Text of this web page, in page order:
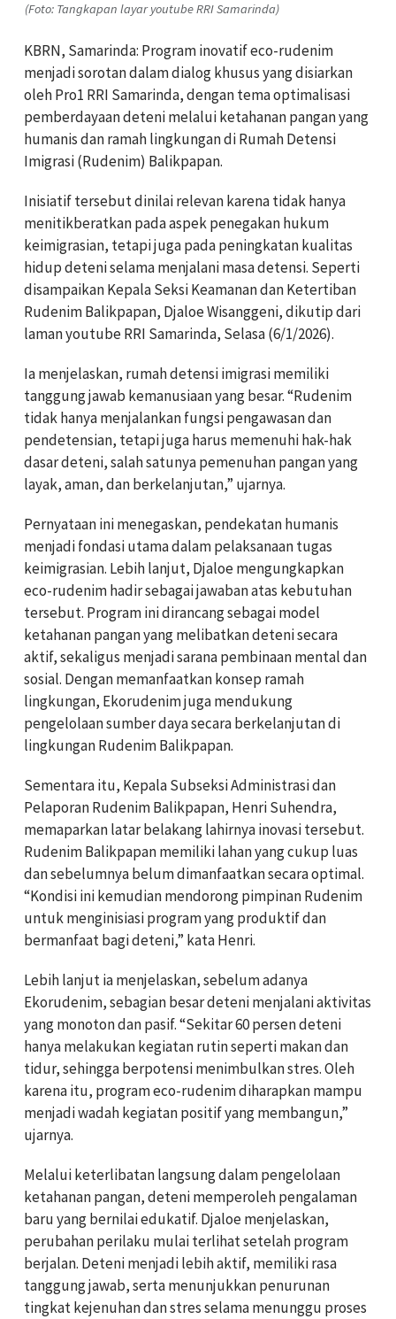
(Foto: Tangkapan layar youtube RRI Samarinda)
KBRN, Samarinda: Program inovatif eco-rudenim
menjadi sorotan dalam dialog khusus yang disiarkan
oleh Pro1 RRI Samarinda, dengan tema optimalisasi
pemberdayaan deteni melalui ketahanan pangan yang
humanis dan ramah lingkungan di Rumah Detensi
Imigrasi (Rudenim) Balikpapan.
Inisiatif tersebut dinilai relevan karena tidak hanya
menitikberatkan pada aspek penegakan hukum
keimigrasian, tetapi juga pada peningkatan kualitas
hidup deteni selama menjalani masa detensi. Seperti
disampaikan Kepala Seksi Keamanan dan Ketertiban
Rudenim Balikpapan, Djaloe Wisanggeni, dikutip dari
laman youtube RRI Samarinda, Selasa (6/1/2026).
Ia menjelaskan, rumah detensi imigrasi memiliki
tanggung jawab kemanusiaan yang besar. “Rudenim
tidak hanya menjalankan fungsi pengawasan dan
pendetensian, tetapi juga harus memenuhi hak-hak
dasar deteni, salah satunya pemenuhan pangan yang
layak, aman, dan berkelanjutan,” ujarnya.
Pernyataan ini menegaskan, pendekatan humanis
menjadi fondasi utama dalam pelaksanaan tugas
keimigrasian. Lebih lanjut, Djaloe mengungkapkan
eco-rudenim hadir sebagai jawaban atas kebutuhan
tersebut. Program ini dirancang sebagai model
ketahanan pangan yang melibatkan deteni secara
aktif, sekaligus menjadi sarana pembinaan mental dan
sosial. Dengan memanfaatkan konsep ramah
lingkungan, Ekorudenim juga mendukung
pengelolaan sumber daya secara berkelanjutan di
lingkungan Rudenim Balikpapan.
Sementara itu, Kepala Subseksi Administrasi dan
Pelaporan Rudenim Balikpapan, Henri Suhendra,
memaparkan latar belakang lahirnya inovasi tersebut.
Rudenim Balikpapan memiliki lahan yang cukup luas
dan sebelumnya belum dimanfaatkan secara optimal.
“Kondisi ini kemudian mendorong pimpinan Rudenim
untuk menginisiasi program yang produktif dan
bermanfaat bagi deteni,” kata Henri.
Lebih lanjut ia menjelaskan, sebelum adanya
Ekorudenim, sebagian besar deteni menjalani aktivitas
yang monoton dan pasif. “Sekitar 60 persen deteni
hanya melakukan kegiatan rutin seperti makan dan
tidur, sehingga berpotensi menimbulkan stres. Oleh
karena itu, program eco-rudenim diharapkan mampu
menjadi wadah kegiatan positif yang membangun,”
ujarnya.
Melalui keterlibatan langsung dalam pengelolaan
ketahanan pangan, deteni memperoleh pengalaman
baru yang bernilai edukatif. Djaloe menjelaskan,
perubahan perilaku mulai terlihat setelah program
berjalan. Deteni menjadi lebih aktif, memiliki rasa
tanggung jawab, serta menunjukkan penurunan
tingkat kejenuhan dan stres selama menunggu proses